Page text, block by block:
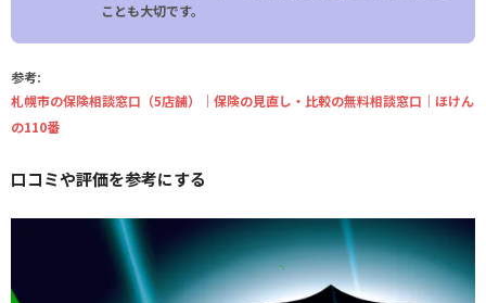
ことも大切です。
参考:
札幌市の保険相談窓口（5店舗）｜保険の見直し・比較の無料相談窓口｜ほけん
の110番
口コミや評価を参考にする